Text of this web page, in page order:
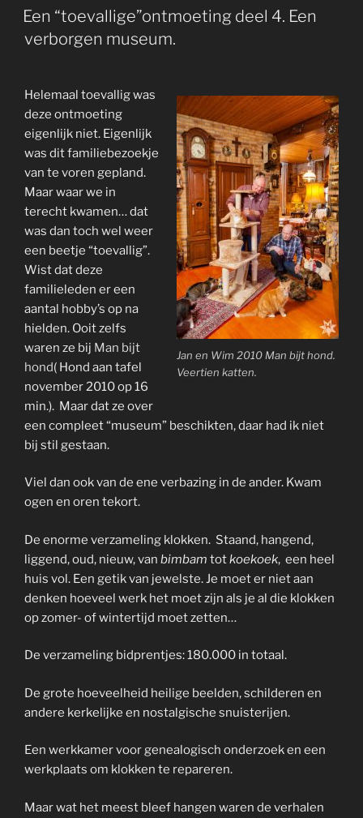
OP
Een “toevallige”ontmoeting deel 4. Een
verborgen museum.
Jan en Wim 2010 Man bijt hond.
Veertien katten.
Helemaal toevallig was
deze ontmoeting
eigenlijk niet. Eigenlijk
was dit familiebezoekje
van te voren gepland.
Maar waar we in
terecht kwamen… dat
was dan toch wel weer
een beetje “toevallig”.
Wist dat deze
familieleden er een
aantal hobby’s op na
hielden. Ooit zelfs
waren ze bij Man bijt
hond( Hond aan tafel
november 2010 op 16
min.). Maar dat ze over
een compleet “museum” beschikten, daar had ik niet
bij stil gestaan.
Viel dan ook van de ene verbazing in de ander. Kwam
ogen en oren tekort.
De enorme verzameling klokken. Staand, hangend,
liggend, oud, nieuw, van bimbam totkoekoek, een heel
huis vol. Een getik van jewelste. Je moet er niet aan
denken hoeveel werk het moet zijn als je al die klokken
op zomer- of wintertijd moet zetten…
De verzameling bidprentjes: 180.000 in totaal.
De grote hoeveelheid heilige beelden, schilderen en
andere kerkelijke en nostalgische snuisterijen.
Een werkkamer voor genealogisch onderzoek en een
werkplaats om klokken te repareren.
Maar wat het meest bleef hangen waren de verhalen